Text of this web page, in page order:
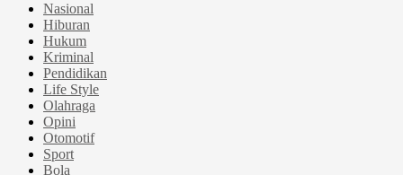
Nasional
Hiburan
Hukum
Kriminal
Pendidikan
Life Style
Olahraga
Opini
Otomotif
Sport
Bola